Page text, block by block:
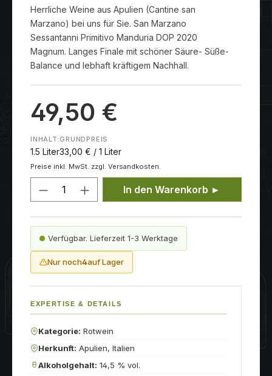
Herrliche Weine aus Apulien (Cantine san
Marzano) bei uns für Sie. San Marzano
Sessantanni Primitivo Manduria DOP 2020
Magnum. Langes Finale mit schöner Säure- Süße-
Balance und lebhaft kräftigem Nachhall.
49,50 €
INHALT:
1.5 Liter
GRUNDPREIS
33,00 € / 1 Liter
Preise inkl. MwSt. zzgl. Versandkosten.
Produkt Anzahl: Gib den
In den Warenkorb ►
Verfügbar. Lieferzeit 1-3 Werktage
Nur noch4auf Lager
EXPERTISE & DETAILS
Kategorie: Rotwein
Herkunft: Apulien, Italien
Alkoholgehalt: 14,5 % vol.